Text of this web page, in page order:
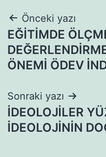
Yazı
gezinmesi
Önceki yazı
EĞİTİMDE
ÖNEMİ ÖDEV
Sonraki yazı
İDEOLOJİLER
İDEOLOJİNİN